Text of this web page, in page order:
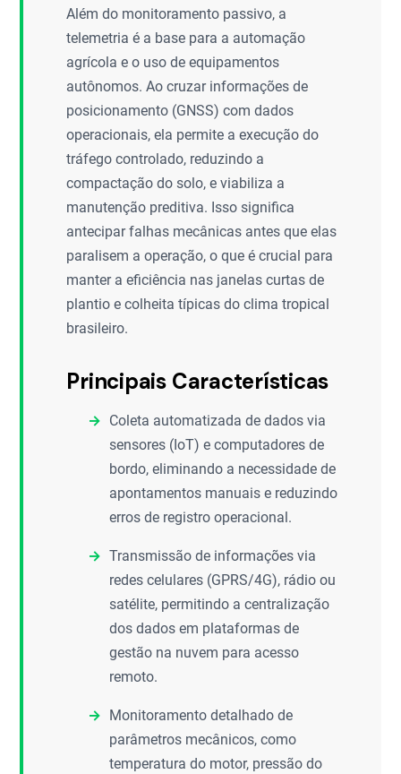
Além do monitoramento passivo, a
telemetria é a base para a automação
agrícola e o uso de equipamentos
autônomos. Ao cruzar informações de
posicionamento (GNSS) com dados
operacionais, ela permite a execução do
tráfego controlado, reduzindo a
compactação do solo, e viabiliza a
manutenção preditiva. Isso significa
antecipar falhas mecânicas antes que elas
paralisem a operação, o que é crucial para
manter a eficiência nas janelas curtas de
plantio e colheita típicas do clima tropical
brasileiro.
Principais Características
Coleta automatizada de dados via
sensores (IoT) e computadores de
bordo, eliminando a necessidade de
apontamentos manuais e reduzindo
erros de registro operacional.
Transmissão de informações via
redes celulares (GPRS/4G), rádio ou
satélite, permitindo a centralização
dos dados em plataformas de
gestão na nuvem para acesso
remoto.
Monitoramento detalhado de
parâmetros mecânicos, como
temperatura do motor, pressão do